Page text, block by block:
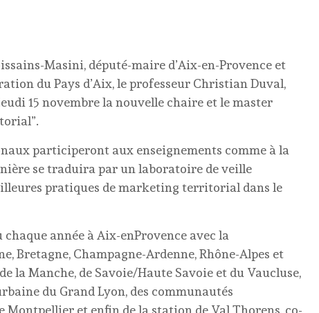
Masini, député-maire d’Aix-en-Provence et
du Pays d’Aix, le professeur Christian Duval,
15 novembre la nouvelle chaire et le master
participeront aux enseignements comme à la
se traduira par un laboratoire de veille
pratiques de marketing territorial dans le
année à Aix-enProvence avec la
Bretagne, Champagne-Ardenne, Rhône-Alpes et
la Manche, de Savoie/Haute Savoie et du Vaucluse,
du Grand Lyon, des communautés
Montpellier et enfin de la station de Val Thorens, co-